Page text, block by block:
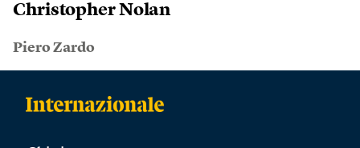
Christopher Nolan
Piero Zardo